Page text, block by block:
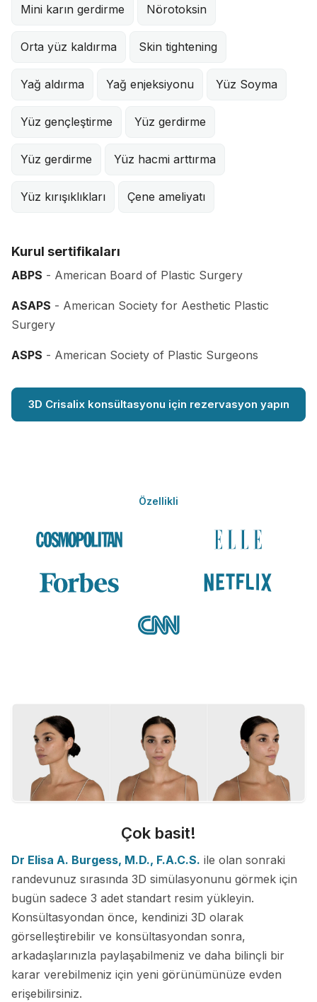
Mini karın gerdirme Nörotoksin
Orta yüz kaldırma Skin tightening
Yağ aldırma Yağ enjeksiyonu Yüz Soyma
Yüz gençleştirme Yüz gerdirme
Yüz gerdirme Yüz hacmi arttırma
Yüz kırışıklıkları Çene ameliyatı
Kurul sertifikaları
ABPS - American Board of Plastic Surgery
ASAPS - American Society for Aesthetic Plastic
Surgery
ASPS - American Society of Plastic Surgeons
3D Crisalix konsültasyonu için rezervasyon yapın
Özellikli
Çok basit!
Dr Elisa A. Burgess, M.D., F.A.C.S. ile olan sonraki
randevunuz sırasında 3D simülasyonunu görmek için
bugün sadece 3 adet standart resim yükleyin.
Konsültasyondan önce, kendinizi 3D olarak
görselleştirebilir ve konsültasyondan sonra,
arkadaşlarınızla paylaşabilmeniz ve daha bilinçli bir
karar verebilmeniz için yeni görünümünüze evden
erişebilirsiniz.